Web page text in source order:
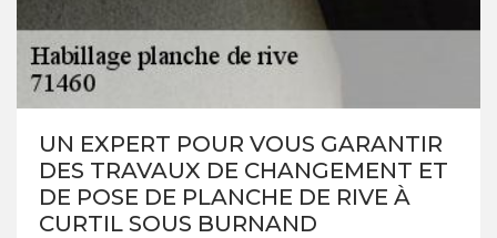
UN EXPERT POUR VOUS GARANTIR
DES TRAVAUX DE CHANGEMENT ET
DE POSE DE PLANCHE DE RIVE À
CURTIL SOUS BURNAND